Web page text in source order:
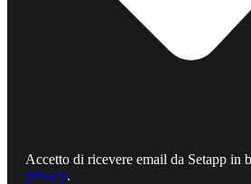
Accetto di ricevere email da Setapp in
privacy.